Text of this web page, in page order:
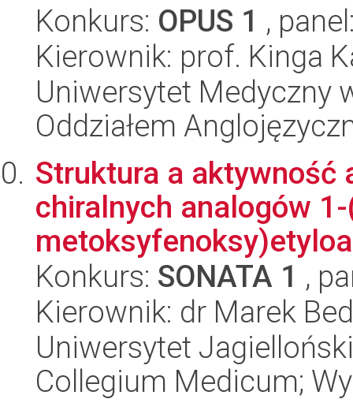
Konkurs: OPUS 1 ,
Kierownik: prof. Kinga
Uniwersytet Medyczny
Oddziałem
Struktura a aktywność
chiralnych analogów
Konkurs: SONATA 1 ,
Kierownik: dr Marek
Uniwersytet
Collegium Medicum;